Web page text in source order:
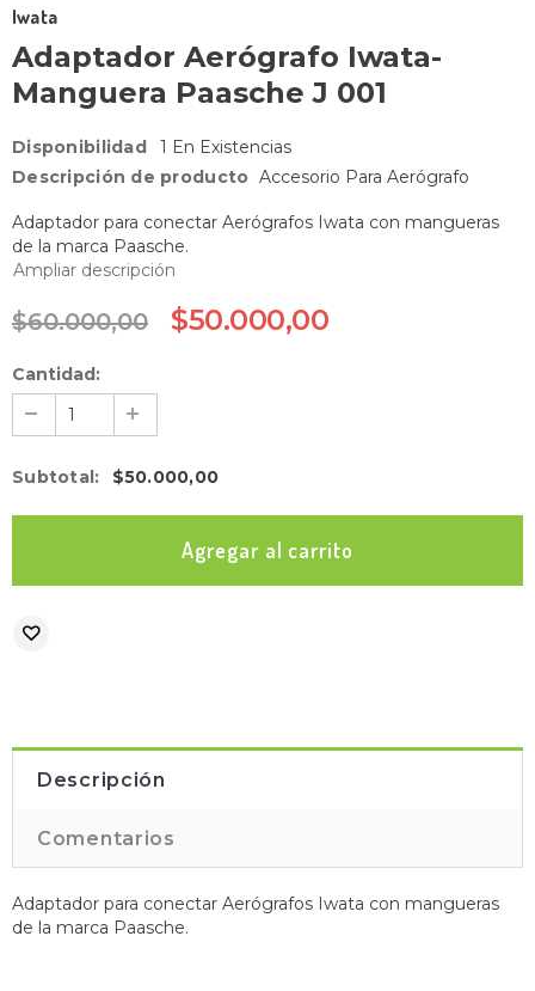
Iwata
Adaptador Aerógrafo Iwata-
Manguera Paasche J 001
Disponibilidad
1 En Existencias
Descripción de producto Accesorio Para Aerógrafo
Adaptador para conectar Aerógrafos Iwata con mangueras
de la marca Paasche.
Ampliar descripción
$60.000,00 $50.000,00
Cantidad:
Subtotal: $50.000,00
Descripción
Comentarios
Adaptador para conectar Aerógrafos Iwata con mangueras
de la marca Paasche.